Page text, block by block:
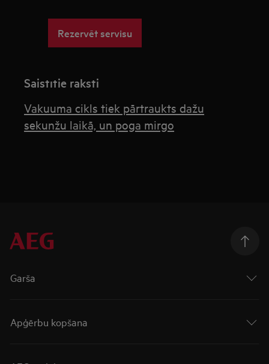
Rezervēt servisu
Saistītie raksti
Vakuuma cikls tiek pārtraukts dažu
sekunžu laikā, un poga mirgo
Garša
Apģērbu kopšana